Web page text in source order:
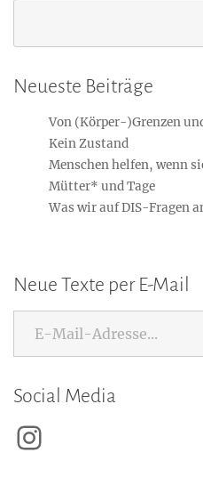
Neueste Beiträge
Von (Körper-)Grenzen
Kein Zustand
Menschen helfen, wenn
Mütter* und Tage
Was wir auf DIS-Fragen
Neue Texte per E-Mail
E-Mail-Adresse...
Social Media
Instagram